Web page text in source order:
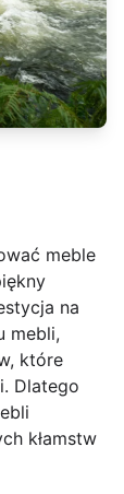
meble
na
mebli,
które
Dlatego
kłamstw